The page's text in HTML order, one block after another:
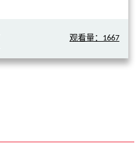
观看量：1667